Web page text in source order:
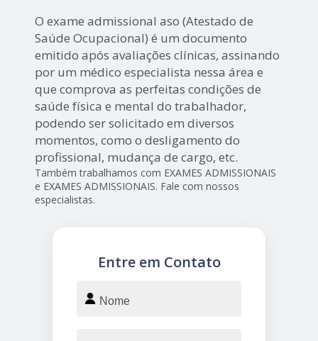
O exame admissional aso (Atestado de
Saúde Ocupacional) é um documento
emitido após avaliações clínicas, assinando
por um médico especialista nessa área e
que comprova as perfeitas condições de
saúde física e mental do trabalhador,
podendo ser solicitado em diversos
momentos, como o desligamento do
profissional, mudança de cargo, etc.
Também trabalhamos com EXAMES ADMISSIONAIS
e EXAMES ADMISSIONAIS. Fale com nossos
especialistas.
Entre em Contato